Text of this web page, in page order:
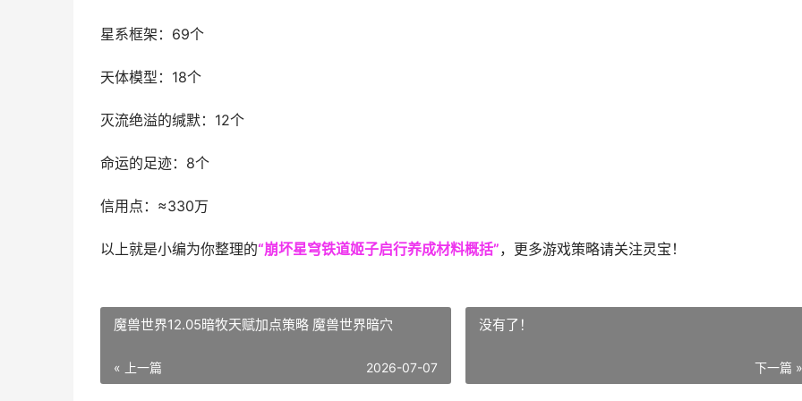
星系框架：69个
天体模型：18个
灭流绝溢的缄默：12个
命运的足迹：8个
信用点：≈330万
以上就是小编为你整理的“崩坏星穹铁道姬子启行养成材料概括”，更多游戏策略请关注灵宝！
魔兽世界12.05暗牧天赋加点策略 魔兽世界暗穴
« 上一篇 2026-07-07
没有了！
下一篇 »